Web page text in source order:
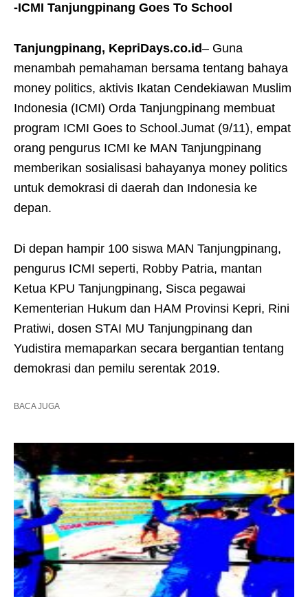
-ICMI Tanjungpinang Goes To School
Tanjungpinang, KepriDays.co.id– Guna
menambah pemahaman bersama tentang bahaya
money politics, aktivis Ikatan Cendekiawan Muslim
Indonesia (ICMI) Orda Tanjungpinang membuat
program ICMI Goes to School.Jumat (9/11), empat
orang pengurus ICMI ke MAN Tanjungpinang
memberikan sosialisasi bahayanya money politics
untuk demokrasi di daerah dan Indonesia ke
depan.
Di depan hampir 100 siswa MAN Tanjungpinang,
pengurus ICMI seperti, Robby Patria, mantan
Ketua KPU Tanjungpinang, Sisca pegawai
Kementerian Hukum dan HAM Provinsi Kepri, Rini
Pratiwi, dosen STAI MU Tanjungpinang dan
Yudistira memaparkan secara bergantian tentang
demokrasi dan pemilu serentak 2019.
BACA JUGA